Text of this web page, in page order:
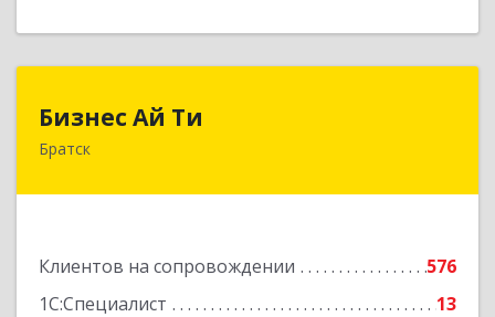
Бизнес Ай Ти
Братск
Клиентов на сопровождении
576
1С:Специалист
13
665717, Иркутская обл, Братск г, Центральный